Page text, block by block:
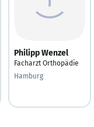
Philipp Wenzel
Facharzt Orthopädie
Hamburg